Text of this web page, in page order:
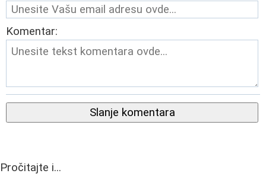
Komentar:
Slanje komentara
Pročitajte i...